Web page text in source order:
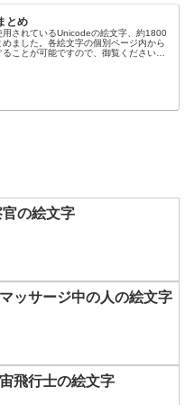
とめ
用されているUnicodeの絵文字、約1800
ました。各絵文字の個別ページ内から
ことが可能ですので、御覧ください。
官の絵文字
ッサージ中の人の絵文字
飛行士の絵文字